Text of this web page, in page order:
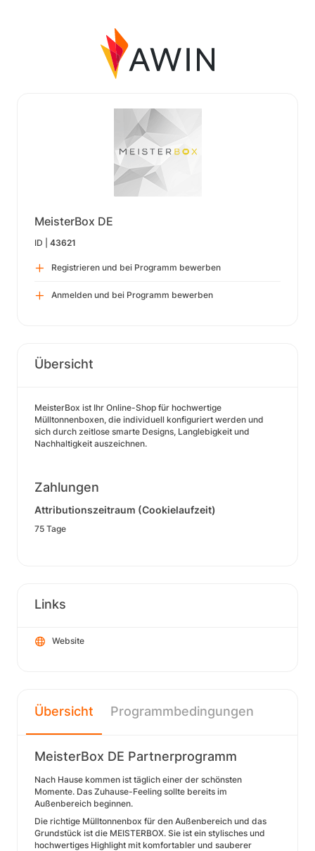
MeisterBox DE
ID | 43621
Registrieren und bei Programm bewerben
Anmelden und bei Programm bewerben
Übersicht
MeisterBox ist Ihr Online-Shop für hochwertige
Mülltonnenboxen, die individuell konfiguriert werden und
sich durch zeitlose smarte Designs, Langlebigkeit und
Nachhaltigkeit auszeichnen.
Zahlungen
Attributionszeitraum (Cookielaufzeit)
75 Tage
Links
Website
Übersicht Programmbedingungen
MeisterBox DE Partnerprogramm
Nach Hause kommen ist täglich einer der schönsten
Momente. Das Zuhause-Feeling sollte bereits im
Außenbereich beginnen.
Die richtige Mülltonnenbox für den Außenbereich und das
Grundstück ist die MEISTERBOX. Sie ist ein stylisches und
hochwertiges Highlight mit komfortabler und sauberer